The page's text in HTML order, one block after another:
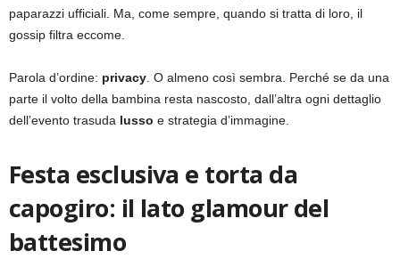
paparazzi ufficiali. Ma, come sempre, quando si tratta di loro, il
gossip filtra eccome.
Parola d’ordine: privacy . O almeno così sembra. Perché se da una
parte il volto della bambina resta nascosto, dall’altra ogni dettaglio
dell’evento trasuda lusso e strategia d’immagine.
Festa esclusiva e torta da
capogiro: il lato glamour del
battesimo